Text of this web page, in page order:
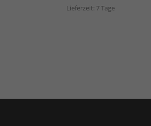
Lieferzeit: 7 Tage